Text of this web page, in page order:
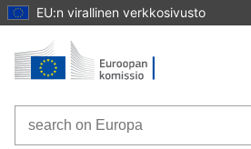
EU:n virallinen verkkosivusto
Sisältöön
Etusivu - Euroopan komissio
Search on Europa websites